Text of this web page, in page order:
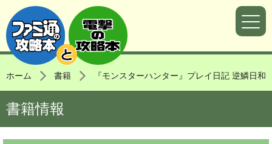
ホーム 書籍 『モンスターハンター』プレイ日記 逆鱗日和
書籍情報